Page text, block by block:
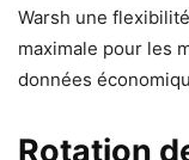
Warsh une
maximale pour les
données
Rotation